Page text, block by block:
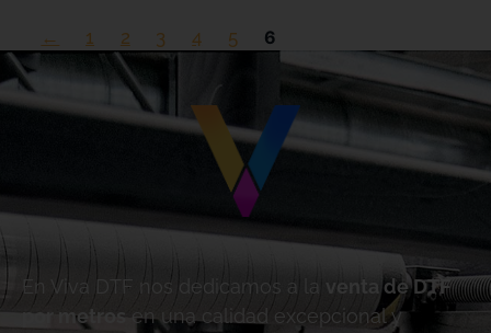
← 1 2 3 4 5 6
En Viva DTF nos dedicamos a la
venta de DTF
por metros
en una calidad excepcional y